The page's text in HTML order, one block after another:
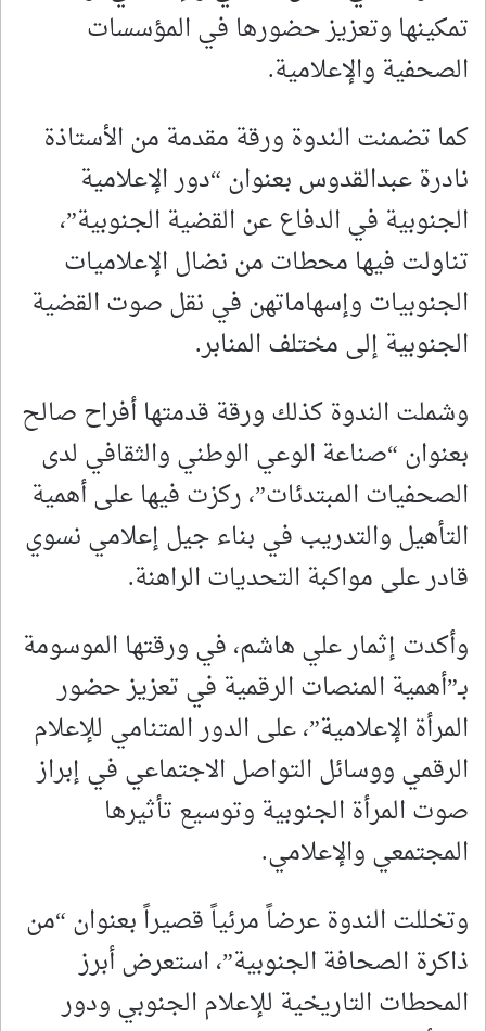
تمكينها وتعزيز حضورها في المؤسسات
الصحفية والإعلامية.
كما تضمنت الندوة ورقة مقدمة من الأستاذة
نادرة عبدالقدوس بعنوان “دور الإعلامية
الجنوبية في الدفاع عن القضية الجنوبية”،
تناولت فيها محطات من نضال الإعلاميات
الجنوبيات وإسهاماتهن في نقل صوت القضية
الجنوبية إلى مختلف المنابر.
وشملت الندوة كذلك ورقة قدمتها أفراح صالح
بعنوان “صناعة الوعي الوطني والثقافي لدى
الصحفيات المبتدئات”، ركزت فيها على أهمية
التأهيل والتدريب في بناء جيل إعلامي نسوي
قادر على مواكبة التحديات الراهنة.
وأكدت إثمار علي هاشم، في ورقتها الموسومة
بـ”أهمية المنصات الرقمية في تعزيز حضور
المرأة الإعلامية”، على الدور المتنامي للإعلام
الرقمي ووسائل التواصل الاجتماعي في إبراز
صوت المرأة الجنوبية وتوسيع تأثيرها
المجتمعي والإعلامي.
وتخللت الندوة عرضاً مرئياً قصيراً بعنوان “من
ذاكرة الصحافة الجنوبية”، استعرض أبرز
المحطات التاريخية للإعلام الجنوبي ودور